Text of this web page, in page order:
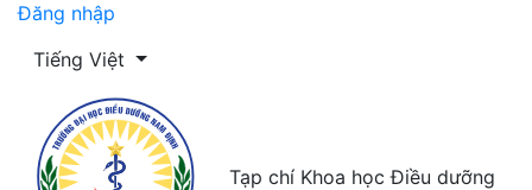
Đăng nhập
Thay đổi ngôn ngữ. Ngôn ngữ hiện tại là:
Tiếng Việt
Tạp chí Khoa học Điều dưỡng